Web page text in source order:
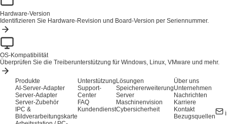
Hardware-Version
Identifizieren Sie Hardware-Revision und Board-Version per Seriennummer.
OS-Kompatibilität
Überprüfen Sie die Treiberunterstützung für Windows, Linux, VMware und mehr.
Produkte
AI-Server-Adapter
Server-Adapter
Server-Zubehör
IPC &
Bildverarbeitungskarte
Unterstützung
Support-
Center
FAQ
Kundendienst
Lösungen
Speichererweiterung
Server
Maschinenvision
Cybersicherheit
Über uns
Unternehmen
Nachrichten
Karriere
Kontakt
Bezugsquellen